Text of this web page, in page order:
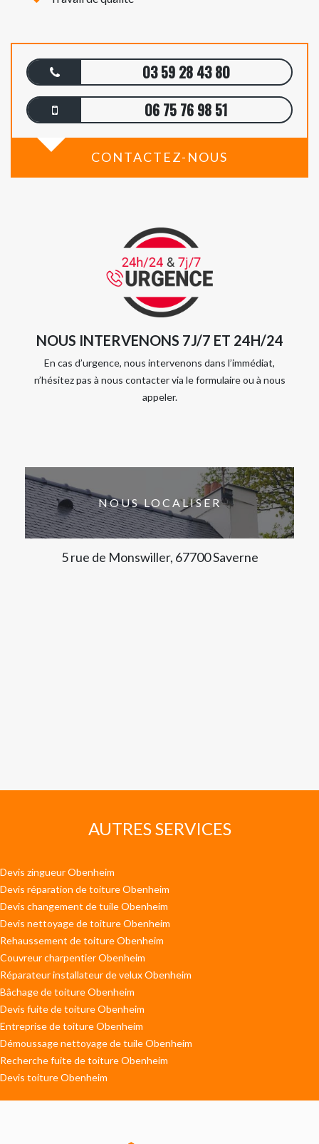
03 59 28 43 80
06 75 76 98 51
CONTACTEZ-NOUS
NOUS INTERVENONS 7J/7 ET 24H/24
En cas d’urgence, nous intervenons dans l’immédiat,
n’hésitez pas à nous contacter via le formulaire ou à nous
appeler.
NOUS LOCALISER
5 rue de Monswiller, 67700 Saverne
AUTRES SERVICES
Devis zingueur Obenheim
Devis réparation de toiture Obenheim
Devis changement de tuile Obenheim
Devis nettoyage de toiture Obenheim
Rehaussement de toiture Obenheim
Couvreur charpentier Obenheim
Réparateur installateur de velux Obenheim
Bâchage de toiture Obenheim
Devis fuite de toiture Obenheim
Entreprise de toiture Obenheim
Démoussage nettoyage de tuile Obenheim
Recherche fuite de toiture Obenheim
Devis toiture Obenheim